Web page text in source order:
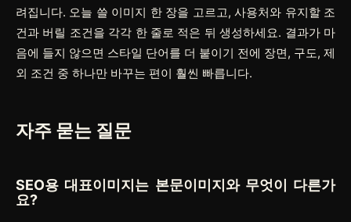
려집니다. 오늘 쓸 이미지 한 장을 고르고, 사용처와 유지할 조
건과 버릴 조건을 각각 한 줄로 적은 뒤 생성하세요. 결과가 마
음에 들지 않으면 스타일 단어를 더 붙이기 전에 장면, 구도, 제
외 조건 중 하나만 바꾸는 편이 훨씬 빠릅니다.
자주 묻는 질문
SEO용 대표이미지는 본문이미지와 무엇이 다른가
요?